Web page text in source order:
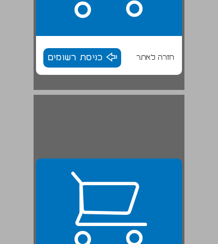
חזרה לאתר כניסת רשומים